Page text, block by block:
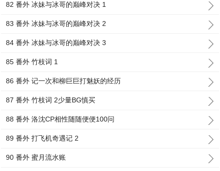
82 番外 冰妹与冰哥的巅峰对决 1
83 番外 冰妹与冰哥的巅峰对决 2
84 番外 冰妹与冰哥的巅峰对决 3
85 番外 竹枝词 1
86 番外 记一次和柳巨巨打魅妖的经历
87 番外 竹枝词 2少量BG慎买
88 番外 洛沈CP相性随随便便100问
89 番外 打飞机奇遇记 2
90 番外 蜜月流水账